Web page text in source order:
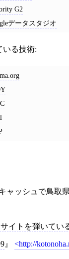
G2
データスタジオ
いる技術:
ャッシュで鳥取
サイトを弾いて
http://